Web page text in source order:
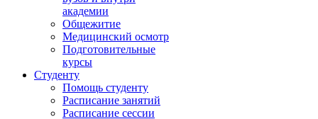
академии
Общежитие
Медицинский осмотр
Подготовительные
курсы
Студенту
Помощь студенту
Расписание занятий
Расписание сессии